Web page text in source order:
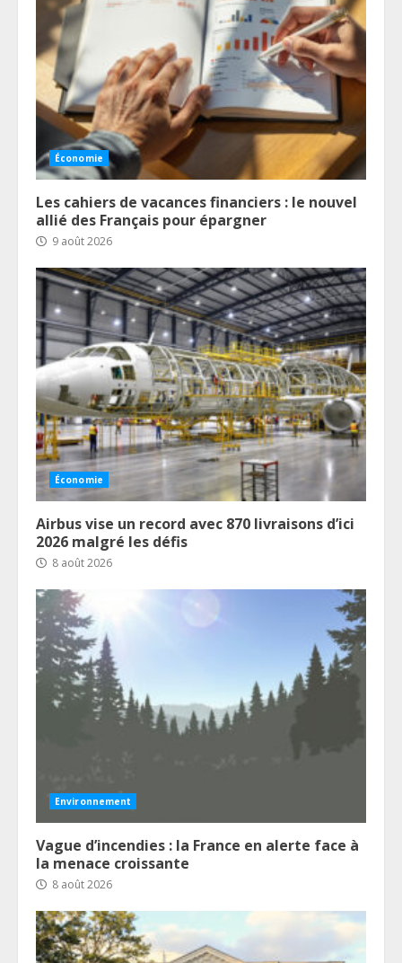
Économie
Les cahiers de vacances financiers : le nouvel
allié des Français pour épargner
9 août 2026
Économie
Airbus vise un record avec 870 livraisons d’ici
2026 malgré les défis
8 août 2026
Environnement
Vague d’incendies : la France en alerte face à
la menace croissante
8 août 2026